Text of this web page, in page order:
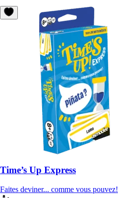
Time’s Up Express
Faites deviner... comme vous pouvez!